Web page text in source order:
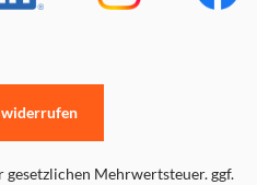
Mehrwertsteuer. ggf.